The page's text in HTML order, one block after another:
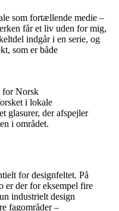
som fortællende medie –
får et liv uden for mig,
indgår i en serie, og
som er både
for Norsk
i lokale
glasurer, der afspejler
i området.
for designfeltet. På
er der for eksempel fire
industrielt design
fagområder –